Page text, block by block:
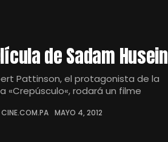
de Sadam Husein
Pattinson, el protagonista de la
«Crepúsculo«, rodará un filme
CINE.COM.PA MAYO 4, 2012